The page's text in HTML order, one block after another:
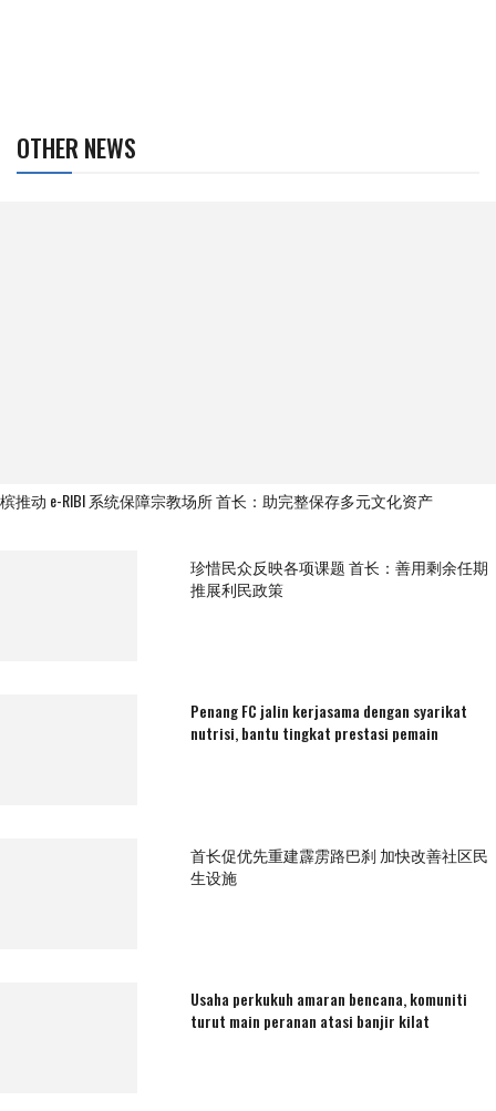
OTHER NEWS
槟推动 e-RIBI 系统保障宗教场所 首长：助完整保存多元文化资产
珍惜民众反映各项课题 首长：善用剩余任期
推展利民政策
Penang FC jalin kerjasama dengan syarikat
nutrisi, bantu tingkat prestasi pemain
首长促优先重建霹雳路巴刹 加快改善社区民
生设施
Usaha perkukuh amaran bencana, komuniti
turut main peranan atasi banjir kilat